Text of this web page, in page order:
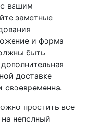
вашим
заметные
и форма
быть
доставке
своевременна.
простить все
неполный